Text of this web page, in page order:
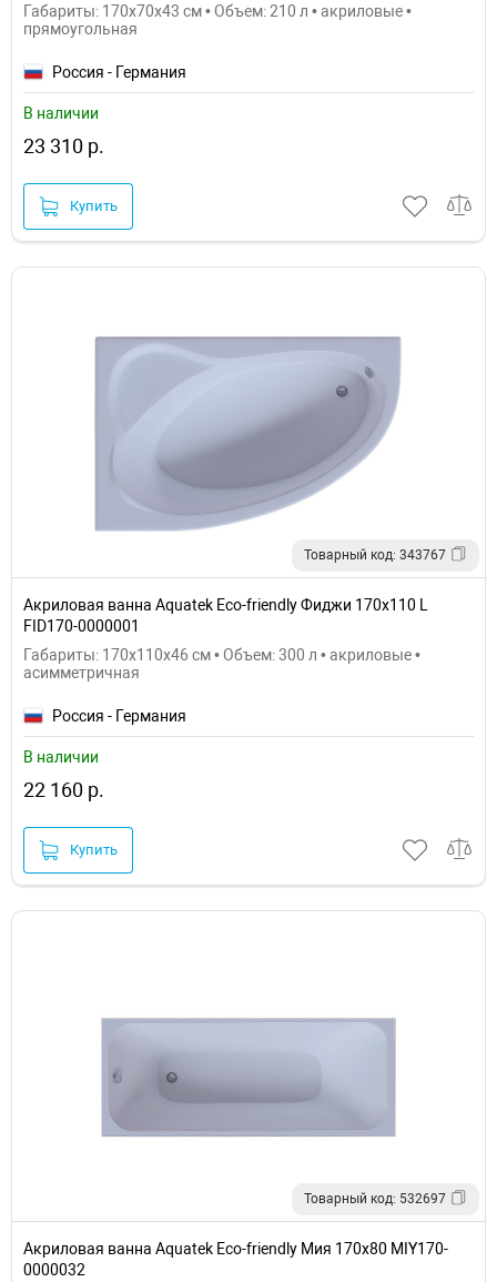
Габариты: 170x70x43 см • Объем: 210 л • акриловые •
прямоугольная
Россия - Германия
В наличии
23 310 р.
Купить
Товарный код: 343767
Акриловая ванна Aquatek Eco-friendly Фиджи 170х110 L
FID170-0000001
Габариты: 170x110x46 см • Объем: 300 л • акриловые •
асимметричная
Россия - Германия
В наличии
22 160 р.
Купить
Товарный код: 532697
Акриловая ванна Aquatek Eco-friendly Мия 170x80 MIY170-
0000032